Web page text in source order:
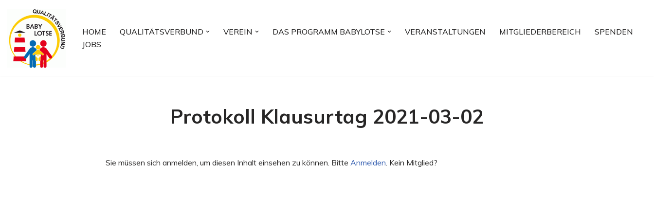
Zum
Inhalt
springen
HOME QUALITÄTSVERBUND VEREIN DAS PROGRAMM BABYLOTSE VERANSTALTUNGEN MITGLIEDERBEREICH
SPENDEN
JOBS
Protokoll Klausurtag 2021-03-02
Sie müssen sich anmelden, um diesen Inhalt einsehen zu können. Bitte Anmelden . Kein Mitglied?